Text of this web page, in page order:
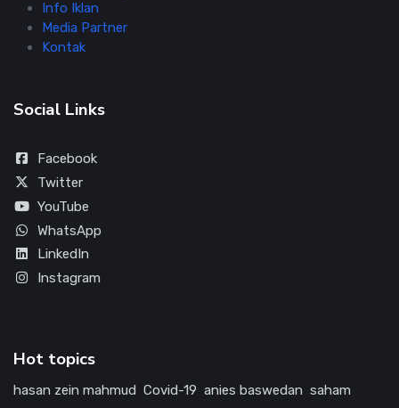
Info Iklan
Media Partner
Kontak
Social Links
Facebook
Twitter
YouTube
WhatsApp
LinkedIn
Instagram
Hot topics
hasan zein mahmud Covid-19 anies baswedan saham